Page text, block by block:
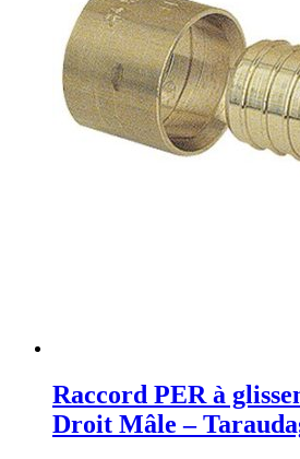
Raccord PER à
Droit Mâle –